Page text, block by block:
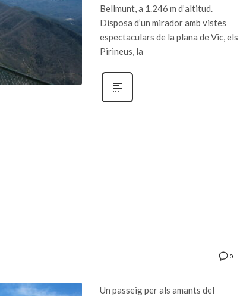
Bellmunt, a 1.246 m d’altitud.
Disposa d’un mirador amb vistes
espectaculars de la plana de Vic, els
Pirineus, la
0
Un passeig per als amants del